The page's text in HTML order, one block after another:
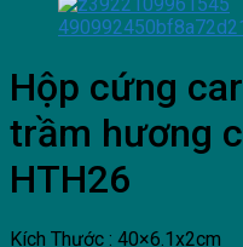
Hộp cứng
trầm hương
HTH26
Kích Thước : 40×6.1x2cm